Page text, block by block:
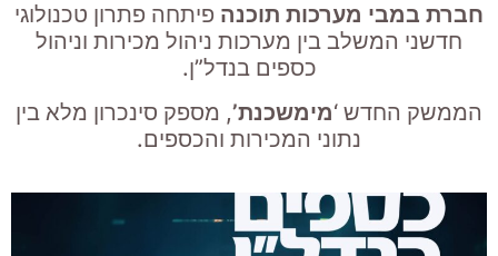
חברת במבי מערכות תוכנה פיתחה פתרון טכנולוגי
חדשני המשלב בין מערכות ניהול מכירות וניהול
כספים בנדל”ן.
הממשק החדש ‘מימשכנת’, מספק סינכרון מלא בין
נתוני המכירות והכספים.